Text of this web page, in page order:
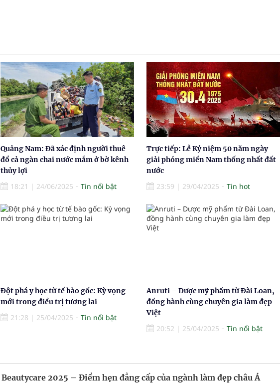
Quảng Nam: Đã xác định người thuê
đổ cả ngàn chai nước mắm ở bờ kênh
thủy lợi
18:21 | 24/06/2025 Tin nổi bật
Trực tiếp: Lễ Kỷ niệm 50 năm ngày
giải phóng miền Nam thống nhất đất
nước
23:59 | 29/04/2025 Tin hot
Đột phá y học từ tế bào gốc: Kỳ vọng
mới trong điều trị tương lai
21:28 | 25/04/2025 Tin nổi bật
Anruti – Dược mỹ phẩm từ Đài Loan,
đồng hành cùng chuyên gia làm đẹp
Việt
20:52 | 25/04/2025 Tin nổi bật
Beautycare 2025 – Điểm hẹn đẳng cấp của ngành làm đẹp châu Á